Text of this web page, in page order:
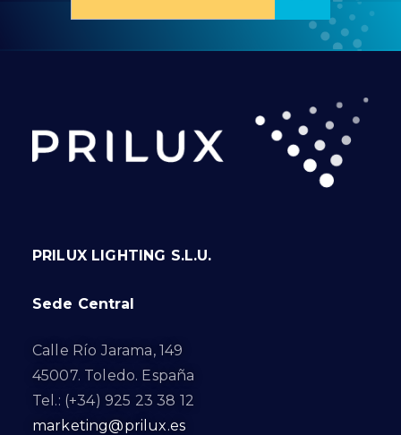
PRILUX LIGHTING S.L.U.
Sede Central
Calle Río Jarama, 149
45007. Toledo. España
Tel.: (+34) 925 23 38 12
marketing@prilux.es